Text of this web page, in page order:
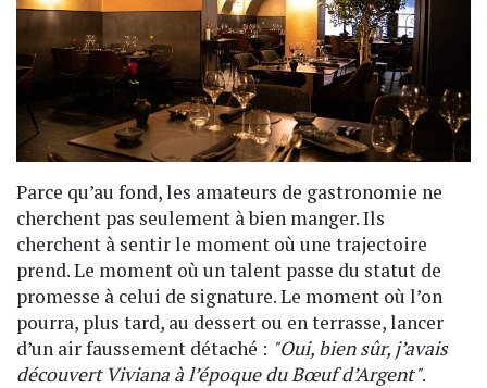
Parce qu’au fond, les amateurs de gastronomie ne
cherchent pas seulement à bien manger. Ils
cherchent à sentir le moment où une trajectoire
prend. Le moment où un talent passe du statut de
promesse à celui de signature. Le moment où l’on
pourra, plus tard, au dessert ou en terrasse, lancer
d’un air faussement détaché : "Oui, bien sûr, j’avais
découvert Viviana à l’époque du Bœuf d’Argent".